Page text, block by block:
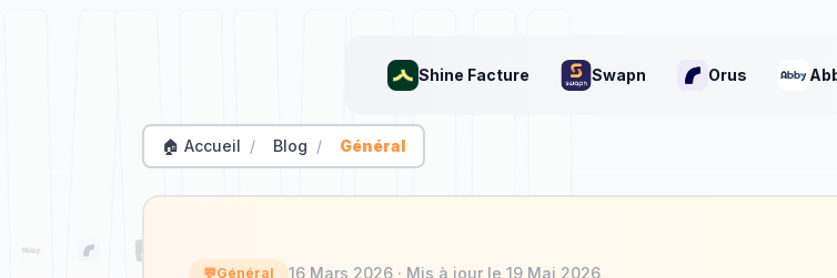
Shine Facture Swapn Orus
🏠 Accueil / Blog / Général
💬Général 16 Mars 2026 · Mis à jour le 19 Mai 2026